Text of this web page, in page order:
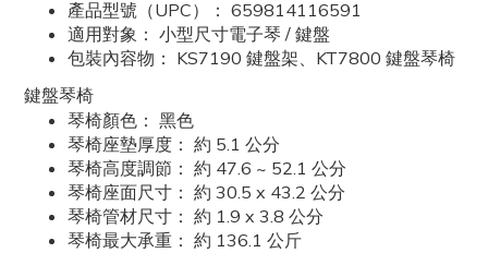
產品型號（UPC）： 659814116591
適用對象： 小型尺寸電子琴 / 鍵盤
包裝內容物： KS7190 鍵盤架、KT7800 鍵盤琴椅
鍵盤琴椅
琴椅顏色： 黑色
琴椅座墊厚度： 約 5.1 公分
琴椅高度調節： 約 47.6 ~ 52.1 公分
琴椅座面尺寸： 約 30.5 x 43.2 公分
琴椅管材尺寸： 約 1.9 x 3.8 公分
琴椅最大承重： 約 136.1 公斤